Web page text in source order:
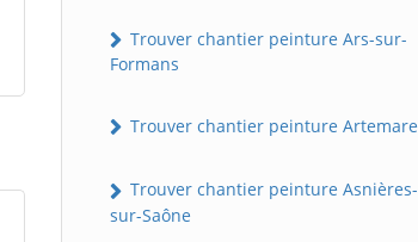
Trouver chantier peinture Ars-sur-
Formans
Trouver chantier peinture Artemare
Trouver chantier peinture Asnières-
sur-Saône